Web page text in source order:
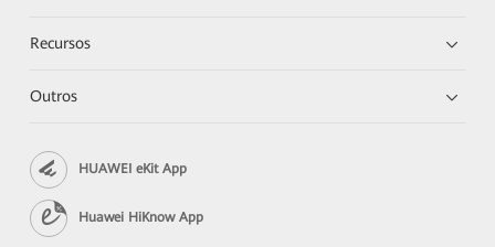
Recursos
Outros
HUAWEI eKit App
Huawei HiKnow App